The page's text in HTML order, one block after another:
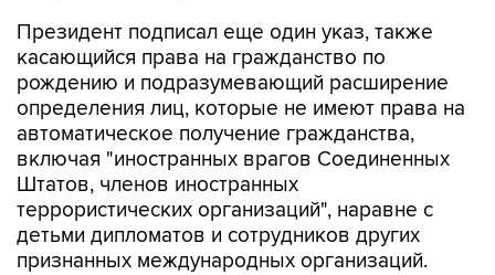
Президент подписал еще один указ, также
касающийся права на гражданство по
рождению и подразумевающий расширение
определения лиц, которые не имеют права на
автоматическое получение гражданства,
включая "иностранных врагов Соединенных
Штатов, членов иностранных
террористических организаций", наравне с
детьми дипломатов и сотрудников других
признанных международных организаций.